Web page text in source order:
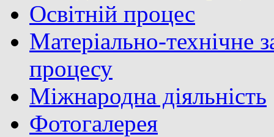
Освітній процес
Матеріально-технічне
процесу
Міжнародна діяльність
Фотогалерея